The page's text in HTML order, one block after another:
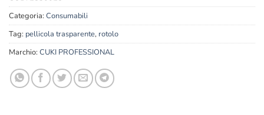
Categoria: Consumabili
Tag: pellicola trasparente, rotolo
Marchio: CUKI PROFESSIONAL